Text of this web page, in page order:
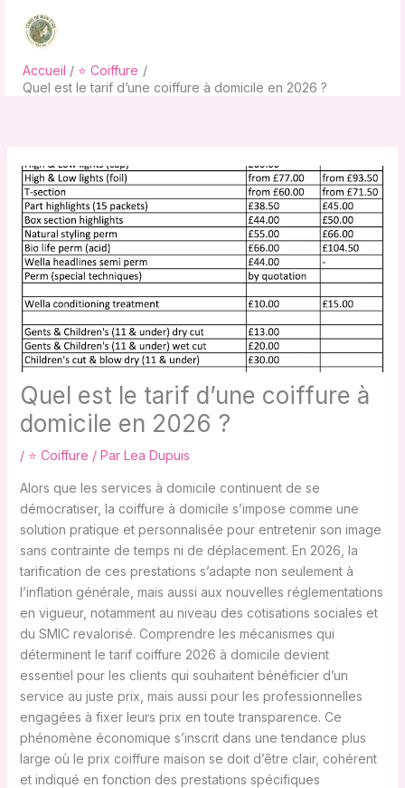
contenu
Accueil
⭐ Coiffure
Quel est le tarif d’une coiffure à domicile en 2026 ?
Quel est le tarif d’une coiffure à
domicile en 2026 ?
/ ⭐ Coiffure / Par Lea Dupuis
Alors que les services à domicile continuent de se
démocratiser, la coiffure à domicile s’impose comme une
solution pratique et personnalisée pour entretenir son image
sans contrainte de temps ni de déplacement. En 2026, la
tarification de ces prestations s’adapte non seulement à
l’inflation générale, mais aussi aux nouvelles réglementations
en vigueur, notamment au niveau des cotisations sociales et
du SMIC revalorisé. Comprendre les mécanismes qui
déterminent le tarif coiffure 2026 à domicile devient
essentiel pour les clients qui souhaitent bénéficier d’un
service au juste prix, mais aussi pour les professionnelles
engagées à fixer leurs prix en toute transparence. Ce
phénomène économique s’inscrit dans une tendance plus
large où le prix coiffure maison se doit d’être clair, cohérent
et indiqué en fonction des prestations spécifiques